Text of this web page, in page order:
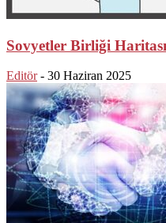
Sovyetler Birliği
Editör - 30 Haziran 2025